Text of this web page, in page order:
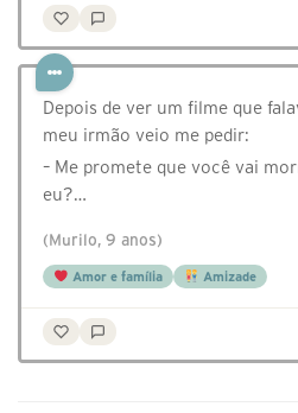
Depois de ver um filme que
meu irmão veio me pedir:
– Me promete que você vai
eu?…
(Murilo, 9 anos)
Amor e família Amizade